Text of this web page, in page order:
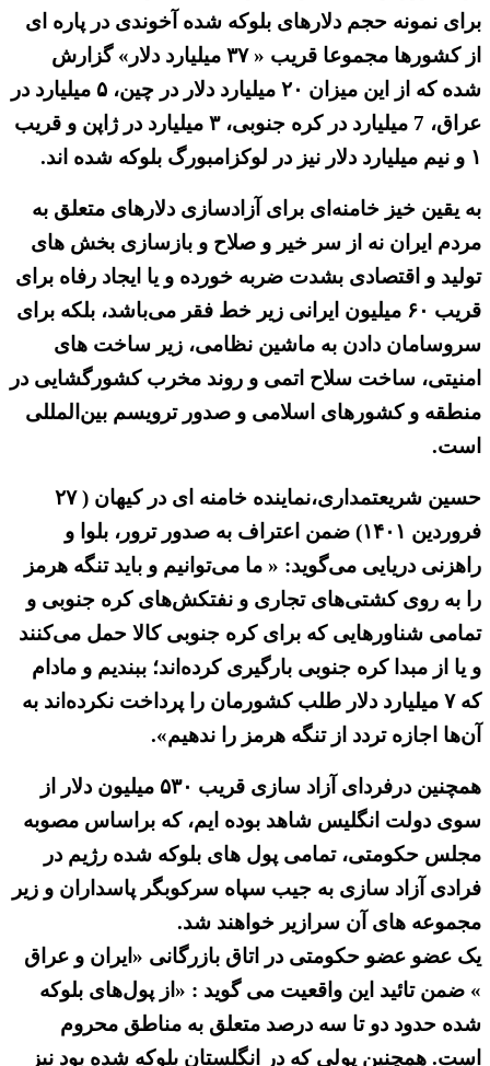
برای نمونه حجم دلارهای بلوکه شده آخوندی در پاره ای
از کشورها مجموعا قریب « ۳۷ میلیارد دلار» گزارش
شده که از این میزان ۲۰ میلیارد دلار در چین، ۵ میلیارد در
عراق، 7 میلیارد در کره جنوبی، ۳ میلیارد در ژاپن و قریب
۱ و نیم میلیارد دلار نیز در لوکزامبورگ بلوکه شده اند.
به یقین خیز خامنه‌ای برای آزادسازی دلارهای متعلق به
مردم ایران نه از سر خیر و صلاح و بازسازی بخش های
تولید و اقتصادی بشدت ضربه خورده و یا ایجاد رفاه برای
قریب ۶۰ میلیون ایرانی زیر خط فقر می‌باشد، بلکه برای
سروسامان دادن به ماشین نظامی، زیر ساخت های
امنیتی، ساخت سلاح اتمی و روند مخرب کشورگشایی در
منطقه و کشورهای اسلامی و صدور ترویسم بین‌المللی
است.
حسین شریعتمداری،نماینده خامنه ای در کیهان ( ۲۷
فروردین ۱۴۰۱) ضمن اعتراف به صدور ترور، بلوا و
راهزنی دریایی می‌گوید: « ما می‌توانیم و باید تنگه هرمز
را به روی کشتی‌های تجاری و نفتکش‌های کره جنوبی و
تمامی شناور‌هایی که برای کره جنوبی کالا حمل می‌کنند
و یا از مبدا کره جنوبی بارگیری کرده‌اند؛ ببندیم و مادام
که ۷ میلیارد دلار طلب کشورمان را پرداخت نکرده‌اند به
آن‌ها اجازه تردد از تنگه هرمز را ندهیم».
همچنین درفردای آزاد سازی قریب ۵۳۰ میلیون دلار از
سوی دولت انگلیس شاهد بوده ایم، که براساس مصوبه
مجلس حکومتی، تمامی پول های بلوکه شده رژیم در
فرادی آزاد سازی به جیب سپاه سرکوبگر پاسداران و زیر
مجموعه های آن سرازیر خواهند شد.
یک عضو عضو حکومتی در اتاق بازرگانی «ایران و عراق
» ضمن تائید این واقعیت می گوید : «از پول‌های بلوکه
شده حدود دو تا سه درصد متعلق به مناطق محروم
است. همچنین پولی که در انگلستان بلوکه شده بود نیز